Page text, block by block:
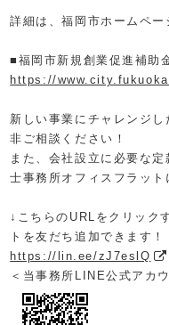
詳細は、福岡市ホームペー
■福岡市新規創業促進補助
https://
新しい事業にチャレンジ
非ご相談ください！
また、会社設立に必要な
士事務所オフィスフラット
↓こちらのURLをクリック
トを友だち追加できます！
https://lin.ee/zJ7eslQ
＜当事務所LINE公式アカ